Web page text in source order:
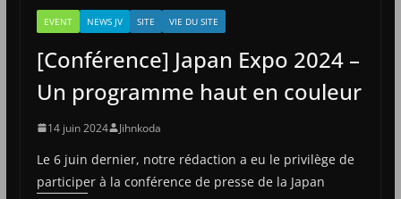
EVENT NEWS JV SITE VIE DU SITE
[Conférence] Japan Expo 2024 –
Un programme haut en couleur
14 juin 2024 Jihnkoda
Le 6 juin dernier, notre rédaction a eu le privilège de
participer à la conférence de presse de la Japan